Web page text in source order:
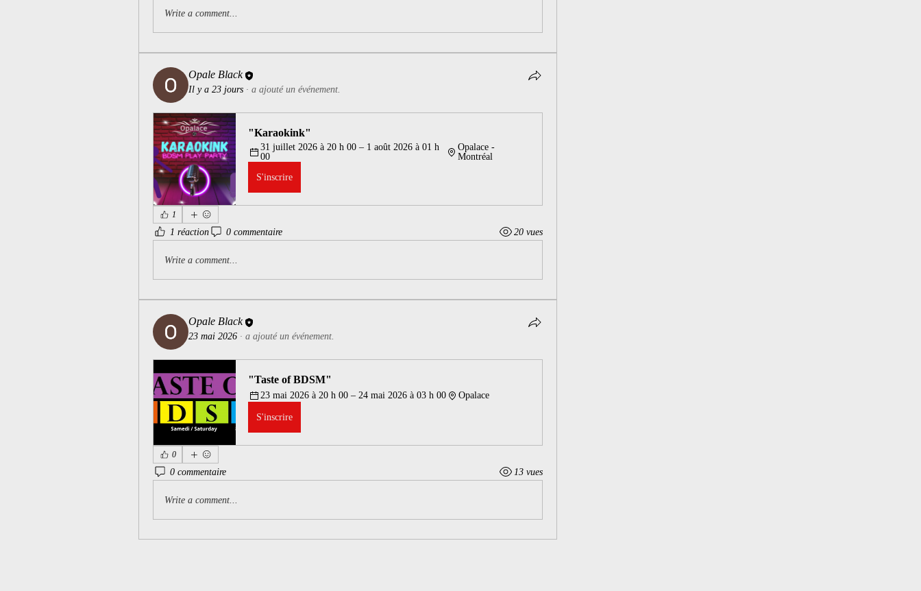
Write a comment...
Opale Black
Il y a 23 jours · a ajouté un événement.
"Karaokink"
31 juillet 2026 à 20 h 00 – 1 août 2026 à 01 h
00
Opalace -
Montréal
S'inscrire
1
1 réaction 0 commentaire 20 vues
Write a comment...
Opale Black
23 mai 2026 · a ajouté un événement.
"Taste of BDSM"
23 mai 2026 à 20 h 00 – 24 mai 2026 à 03 h 00 Opalace
S'inscrire
0
0 commentaire 13 vues
Write a comment...